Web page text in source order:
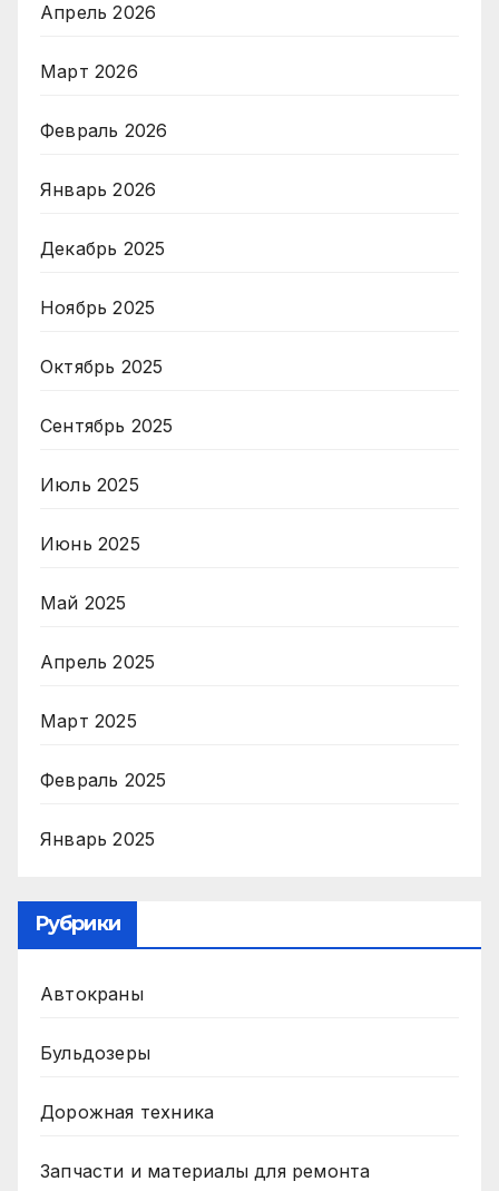
Апрель 2026
Март 2026
Февраль 2026
Январь 2026
Декабрь 2025
Ноябрь 2025
Октябрь 2025
Сентябрь 2025
Июль 2025
Июнь 2025
Май 2025
Апрель 2025
Март 2025
Февраль 2025
Январь 2025
Рубрики
Автокраны
Бульдозеры
Дорожная техника
Запчасти и материалы для ремонта